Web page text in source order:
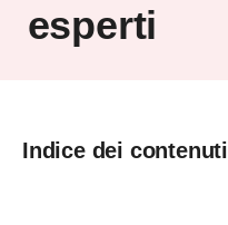
esperti
Indice dei contenuti